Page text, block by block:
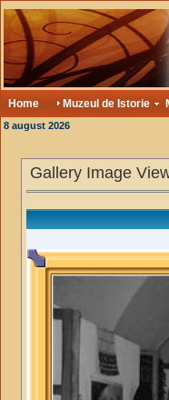
Home Muzeul de Istorie
8 august 2026
Gallery Image